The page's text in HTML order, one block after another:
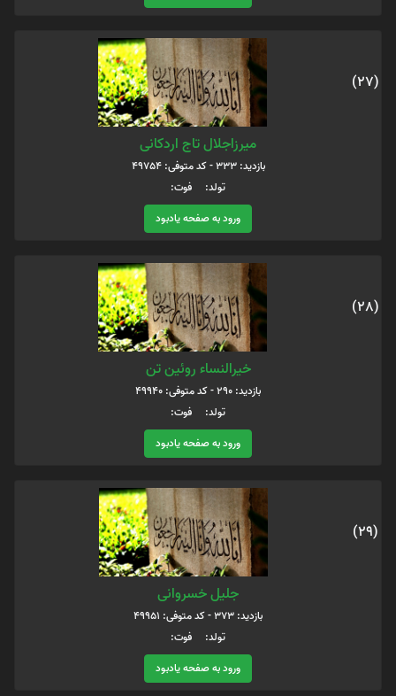
(27)
میرزاجلال تاج اردکانی
بازدید: 333 - کد متوفی: 49754
تولد: فوت:
ورود به صفحه یادبود
(28)
خیرالنساء روئین تن
بازدید: 290 - کد متوفی: 49940
تولد: فوت:
ورود به صفحه یادبود
(29)
جلیل خسروانی
بازدید: 373 - کد متوفی: 49951
تولد: فوت:
ورود به صفحه یادبود